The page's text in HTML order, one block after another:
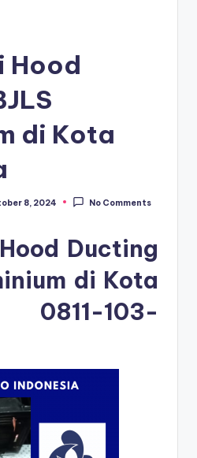
Hood
di Kota
8, 2024 No Comments
Ducting
di Kota
0811-103-